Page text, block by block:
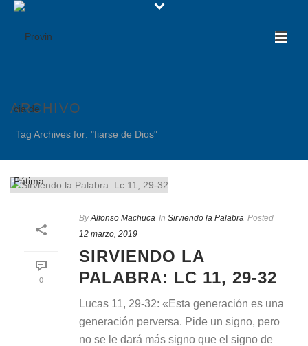
ARCHIVO
Tag Archives for: "fiarse de Dios"
0
By Alfonso Machuca In Sirviendo la Palabra Posted
12 marzo, 2019
SIRVIENDO LA
PALABRA: LC 11, 29-32
Lucas 11, 29-32: «Esta generación es una
generación perversa. Pide un signo, pero
no se le dará más signo que el signo de